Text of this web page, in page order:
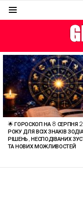
ОСТАННІ
СТАТТІ
🌟 ГОРОСКОП НА 8 СЕРПНЯ
РОКУ ДЛЯ ВСІХ ЗНАКІВ
РІШЕНЬ, НЕСПОДІВАНИХ
ТА НОВИХ МОЖЛИВОСТЕЙ